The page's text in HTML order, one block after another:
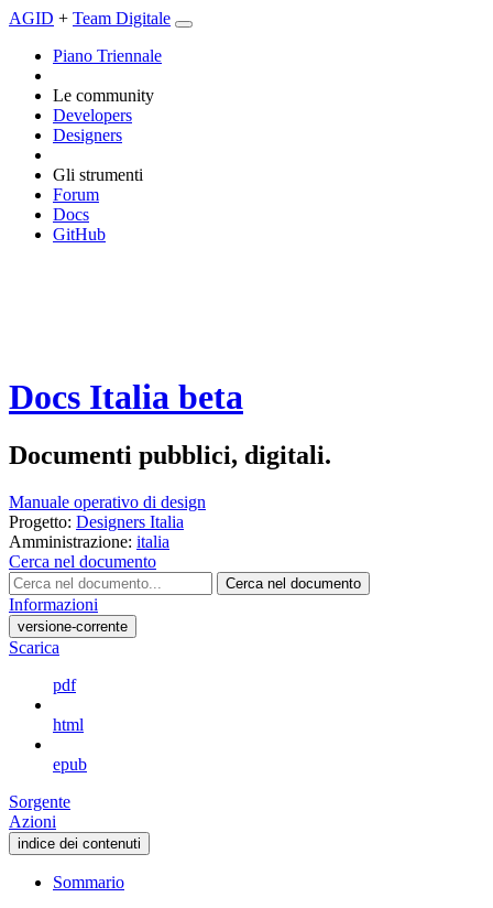
AGID + Team Digitale
Piano Triennale
Le community
Developers
Designers
Gli strumenti
Forum
Docs
GitHub
Docs Italia beta
Documenti pubblici, digitali.
Manuale operativo di design
Progetto: Designers Italia
Amministrazione: italia
Cerca nel documento
Cerca nel documento
Informazioni
versione-corrente
Scarica
pdf
html
epub
Sorgente
Azioni
indice dei contenuti
Sommario